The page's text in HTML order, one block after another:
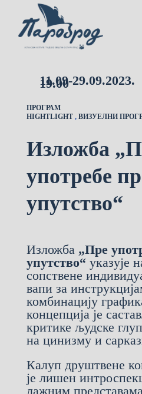
11.09-29.09.2023.
19.00
ПРОГРАМ
HIGHTLIGHT, ВИЗУЕЛНИ
Изложба
употребе
упутство“
Изложба„Пре
упутство“ указује
сопствене
вапи за
комбинацију
концепција је
критике људске
на цинизму и
Калуп друштвене
је лишен
лажним